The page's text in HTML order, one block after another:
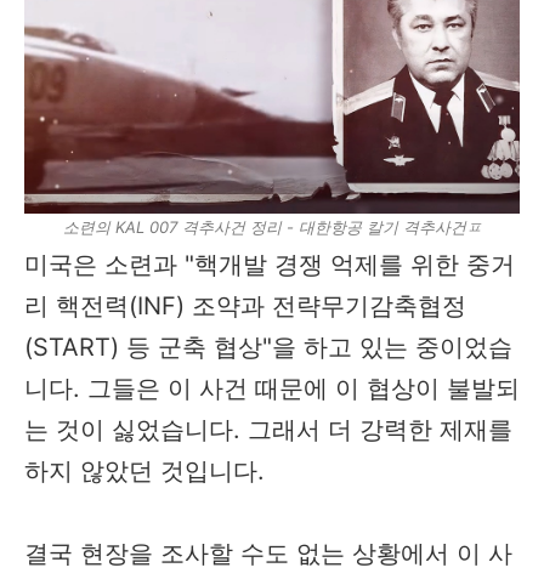
소련의 KAL 007 격추사건 정리 - 대한항공 칼기 격추사건ㅍ
미국은 소련과 "핵개발 경쟁 억제를 위한 중거
리 핵전력(INF) 조약과 전략무기감축협정
(START) 등 군축 협상"을 하고 있는 중이었습
니다. 그들은 이 사건 때문에 이 협상이 불발되
는 것이 싫었습니다. 그래서 더 강력한 제재를
하지 않았던 것입니다.
결국 현장을 조사할 수도 없는 상황에서 이 사